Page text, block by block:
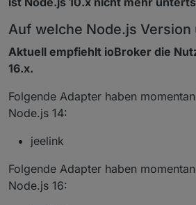
Auf welche Node.js Version
Aktuell empfiehlt ioBroker die
16.x.
Folgende Adapter haben
Node.js 14:
jeelink
Folgende Adapter haben
Node.js 16: